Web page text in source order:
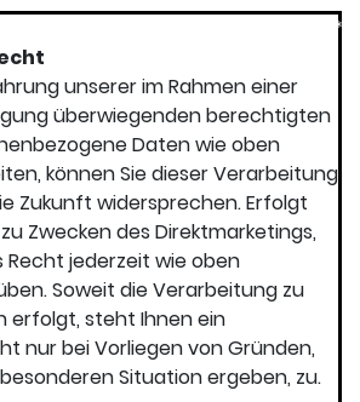
unserer im Rahmen einer
überwiegenden berechtigten
Daten wie oben
können Sie dieser Verarbeitung
Zukunft widersprechen. Erfolgt
Zwecken des Direktmarketings,
Recht jederzeit wie oben
Soweit die Verarbeitung zu
erfolgt, steht Ihnen ein
nur bei Vorliegen von Gründen,
Situation ergeben, zu.